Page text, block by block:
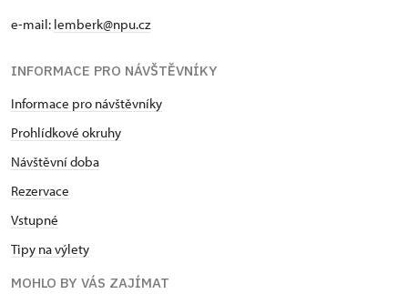
e-mail: lemberk@npu.cz
INFORMACE PRO NÁVŠTĚVNÍKY
Informace pro návštěvníky
Prohlídkové okruhy
Návštěvní doba
Rezervace
Vstupné
Tipy na výlety
MOHLO BY VÁS ZAJÍMAT